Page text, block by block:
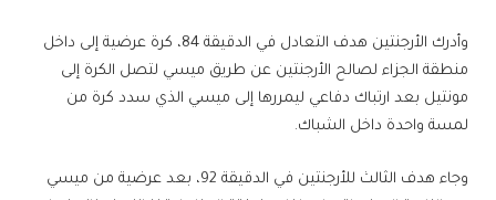
وأدرك الأرجنتين هدف التعادل في الدقيقة 84، كرة عرضية إلى داخل
منطقة الجزاء لصالح الأرجنتين عن طريق ميسي لتصل الكرة إلى
مونتيل بعد ارتباك دفاعي ليمررها إلى ميسي الذي سدد كرة من
لمسة واحدة داخل الشباك.
وجاء هدف الثالث للأرجنتين في الدقيقة 92، بعد عرضية من ميسي